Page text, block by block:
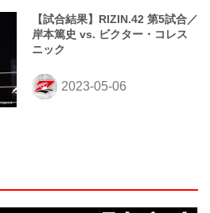
【試合結果】RIZIN.42 第5試合／
岸本篤史 vs. ビクター・コレス
ニック